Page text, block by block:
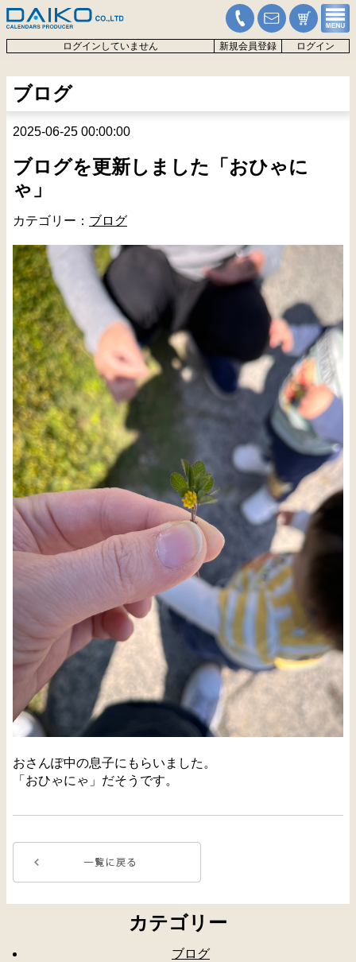
ログインしていません 新規会員登録 ログイン
ブログ
2025-06-25 00:00:00
ブログを更新しました「おひゃに
ゃ」
カテゴリー： ブログ
おさんぽ中の息子にもらいました。
「おひゃにゃ」だそうです。
カテゴリー
ブログ